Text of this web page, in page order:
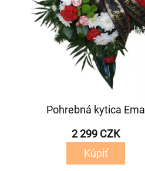
Pohrebná kytica Ema
2 299 CZK
Kúpiť